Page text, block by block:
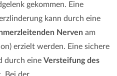
gekommen. Eine
kann durch eine
Nerven am
erzielt werden. Eine sichere
durch eine Versteifung des